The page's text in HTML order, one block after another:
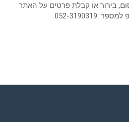
בירור או קבלת פרטים על האתר
למספר: 052-3190319
.